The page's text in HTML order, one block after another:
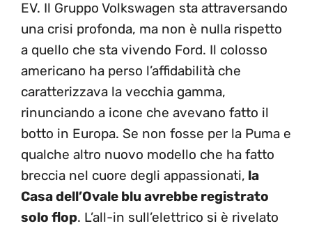
EV. Il Gruppo Volkswagen sta attraversando
una crisi profonda, ma non è nulla rispetto
a quello che sta vivendo Ford. Il colosso
americano ha perso l’affidabilità che
caratterizzava la vecchia gamma,
rinunciando a icone che avevano fatto il
botto in Europa. Se non fosse per la Puma e
qualche altro nuovo modello che ha fatto
breccia nel cuore degli appassionati, la
Casa dell’Ovale blu avrebbe registrato
solo flop. L’all-in sull’elettrico si è rivelato